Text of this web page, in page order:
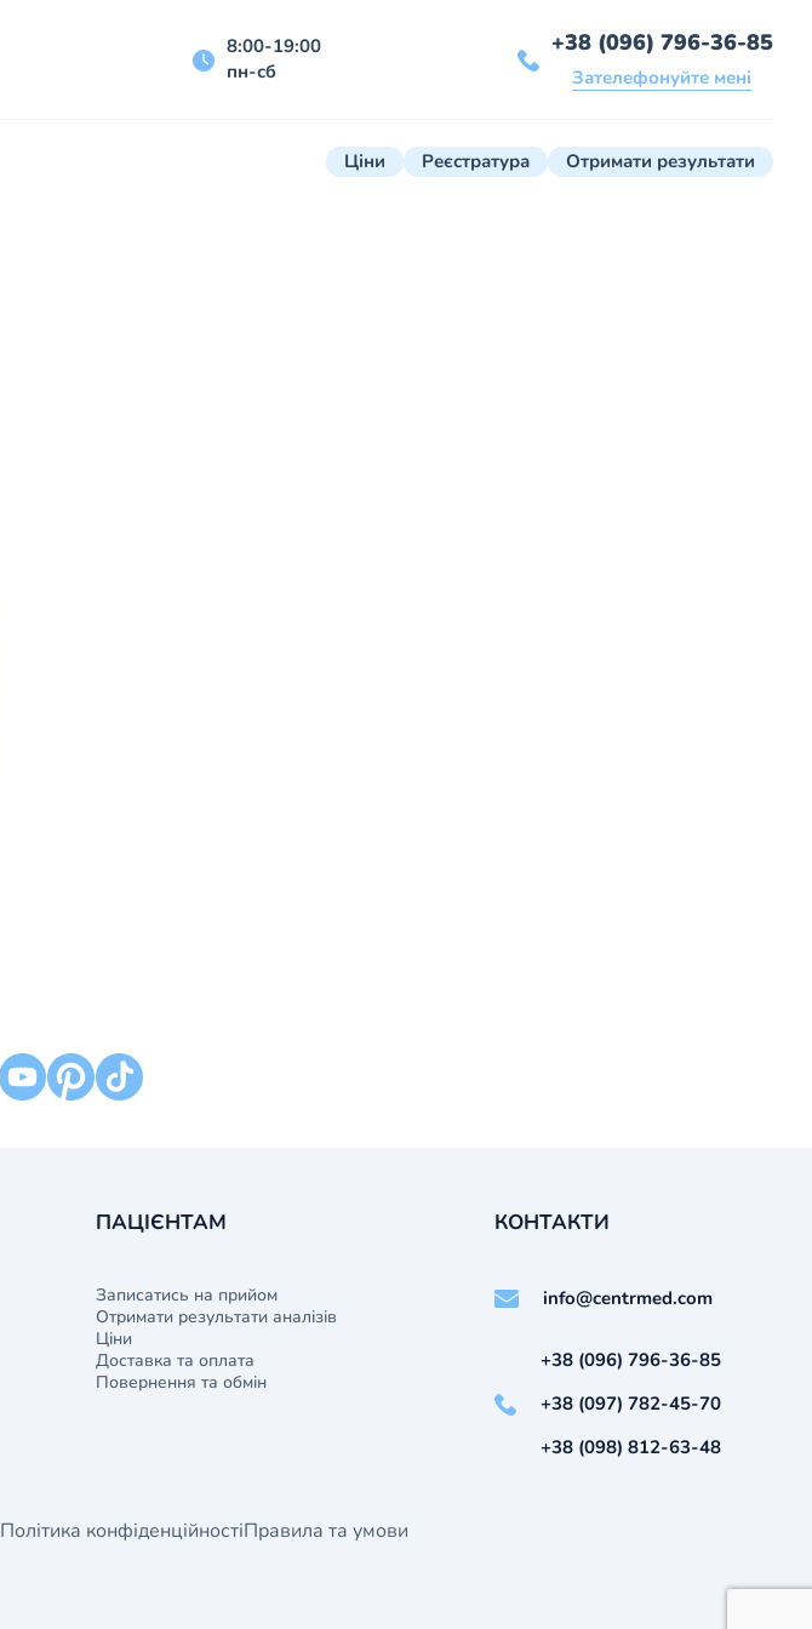
8:00-19:00
пн-сб
+38 (096) 796-36-85
Зателефонуйте мені
Ціни Реєстратура Отримати результати
ПАЦІЄНТАМ
Записатись на прийом
Отримати результати аналізів
Ціни
Доставка та оплата
Повернення та обмін
КОНТАКТИ
info@centrmed.com
+38 (096) 796-36-85
+38 (097) 782-45-70
+38 (098) 812-63-48
Політика конфіденційностіПравила та умови